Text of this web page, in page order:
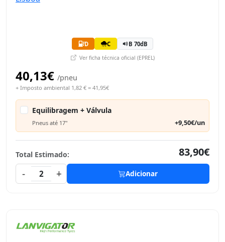
D C B 70dB
Ver ficha técnica oficial (EPREL)
40,13€ /pneu
+ Imposto ambiental 1,82 € = 41,95€
Equilibragem + Válvula
Pneus até 17" +9,50€/un
Total Estimado:
83,90€
-
2 + Adicionar